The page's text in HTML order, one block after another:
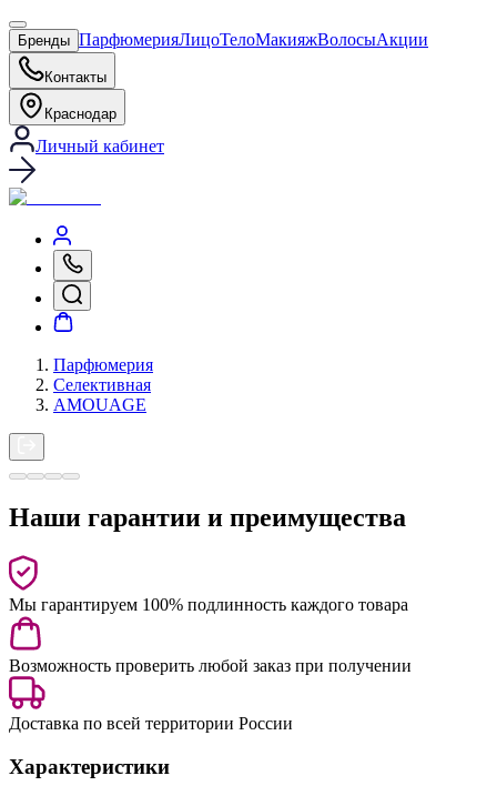
Бренды ПарфюмерияЛицоТелоМакияжВолосыАкции
Контакты
Краснодар
Личный кабинет
Парфюмерия
Селективная
AMOUAGE
Наши гарантии и преимущества
Мы гарантируем 100% подлинность каждого товара
Возможность проверить любой заказ при получении
Доставка по всей территории России
Характеристики